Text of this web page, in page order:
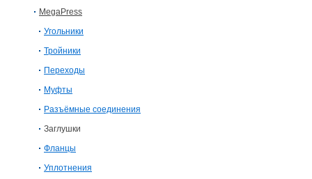
MegaPress
Угольники
Тройники
Переходы
Муфты
Разъёмные соединения
Заглушки
Фланцы
Уплотнения